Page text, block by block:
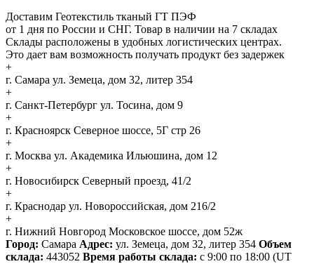
Доставим Геотекстиль тканый ГТ ПЭФ
от 1 дня по России и СНГ. Товар в наличии на 7 складах
Склады расположены в удобных логистических центрах.
Это дает вам возможность получать продукт без задержек
+
г. Самара ул. Земеца, дом 32, литер 354
+
г. Санкт-Петербург ул. Тосина, дом 9
+
г. Красноярск Северное шоссе, 5Г стр 26
+
г. Москва ул. Академика Ильюшина, дом 12
+
г. Новосибирск Северный проезд, 41/2
+
г. Краснодар ул. Новороссийская, дом 216/2
+
г. Нижний Новгород Московское шоссе, дом 52ж
Город: Самара Адрес: ул. Земеца, дом 32, литер 354 Объем
склада: 443052 Время работы склада: с 9:00 по 18:00 (UT